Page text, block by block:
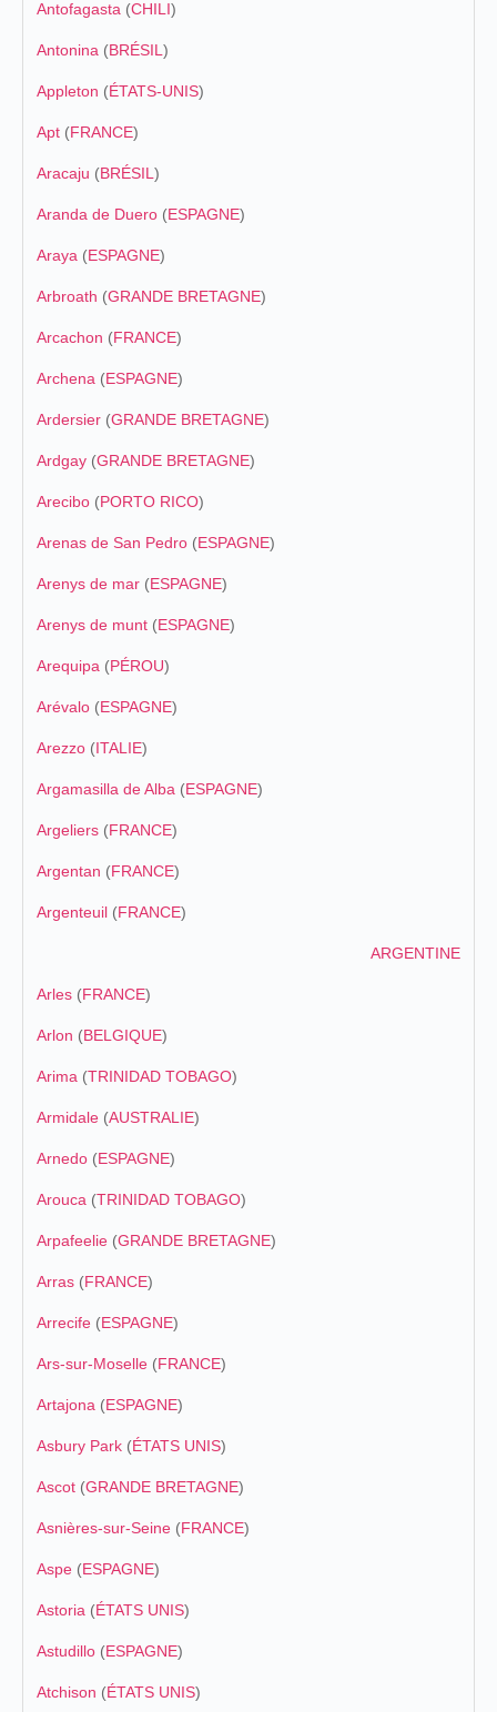
Antofagasta (CHILI)
Antonina (BRÉSIL )
Appleton (ÉTATS-UNIS)
Apt (FRANCE)
Aracaju (BRÉSIL )
Aranda de Duero (ESPAGNE)
Araya (ESPAGNE)
Arbroath (GRANDE BRETAGNE)
Arcachon (FRANCE)
Archena (ESPAGNE)
Ardersier (GRANDE BRETAGNE)
Ardgay (GRANDE BRETAGNE)
Arecibo (PORTO RICO)
Arenas de San Pedro (ESPAGNE)
Arenys de mar (ESPAGNE)
Arenys de munt (ESPAGNE)
Arequipa (PÉROU)
Arévalo (ESPAGNE)
Arezzo (ITALIE)
Argamasilla de Alba (ESPAGNE)
Argeliers (FRANCE)
Argentan (FRANCE)
Argenteuil (FRANCE)
ARGENTINE
Arles (FRANCE)
Arlon (BELGIQUE)
Arima (TRINIDAD TOBAGO)
Armidale (AUSTRALIE)
Arnedo (ESPAGNE)
Arouca (TRINIDAD TOBAGO)
Arpafeelie (GRANDE BRETAGNE)
Arras (FRANCE)
Arrecife (ESPAGNE)
Ars-sur-Moselle (FRANCE)
Artajona (ESPAGNE)
Asbury Park (ÉTATS UNIS)
Ascot (GRANDE BRETAGNE)
Asnières-sur-Seine (FRANCE)
Aspe (ESPAGNE)
Astoria (ÉTATS UNIS)
Astudillo (ESPAGNE)
Atchison (ÉTATS UNIS)